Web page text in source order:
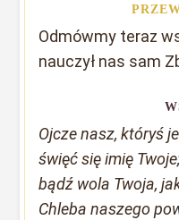
Odmówmy teraz
nauczył nas sam
Ojcze nasz, któryś
święć się imię
bądź wola Twoja,
Chleba naszego